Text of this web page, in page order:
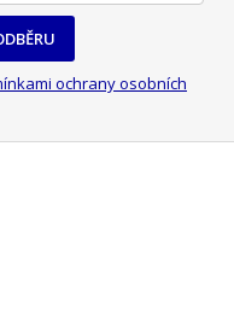
ochrany osobních